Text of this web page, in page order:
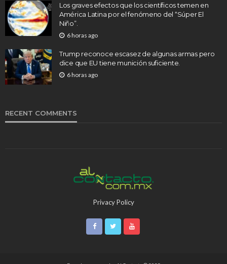
Los graves efectos que los científicos temen en
América Latina por el fenómeno del “Súper El
Niño”.
6 horas ago
Trump reconoce escasez de algunas armas pero
dice que EU tiene munición suficiente.
6 horas ago
RECENT COMMENTS
Privacy Policy